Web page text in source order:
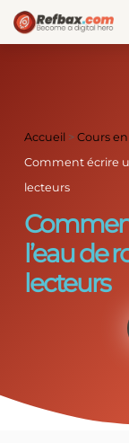
Accueil >Cours
Comment écrire
lecteurs
l’eau de
lecteurs
Panneau de